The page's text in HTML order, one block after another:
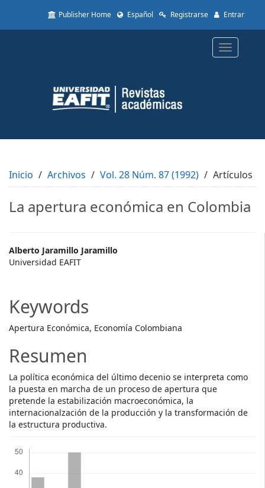
to
Content
Sidebar
Publisher Home Español Registrarse Entrar
Toggle
Inicio Archivos Vol. 28 Núm. 87 (1992) Artículos
La apertura económica en Colombia
Main
Article
Alberto Jaramillo Jaramillo
Universidad EAFIT
Keywords
Apertura Económica, Economía Colombiana
Resumen
La política económica del último decenio se interpreta como
la puesta en marcha de un proceso de apertura que
pretende la estabilización macroeconómica, la
internacionalzación de la producción y la transformación de
la estructura productiva.